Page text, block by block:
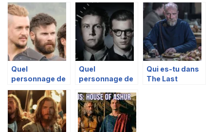
Quel
personnage de
‘The Last
Kingdom’ es-tu
?
Quel
personnage de
portes de la
guerre es-tu ?
Qui es-tu dans
The Last